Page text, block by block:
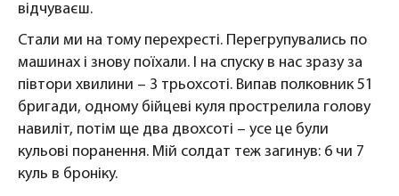
відчуваєш.
Стали ми на тому перехресті. Перегрупувались по
машинах і знову поїхали. І на спуску в нас зразу за
півтори хвилини – 3 трьохсоті. Випав полковник 51
бригади, одному бійцеві куля прострелила голову
навиліт, потім ще два двохсоті – усе це були
кульові поранення. Мій солдат теж загинув: 6 чи 7
куль в броніку.